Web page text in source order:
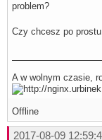
problem?
Czy chcesz po
A w wolnym czasie,
Offline
2017-08-09